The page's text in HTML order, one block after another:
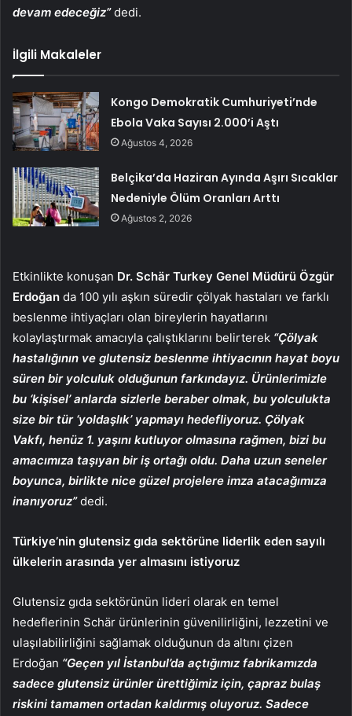
devam edeceğiz”dedi.
İlgili Makaleler
Kongo Demokratik Cumhuriyeti’nde
Ebola Vaka Sayısı 2.000’i Aştı
Ağustos 4, 2026
Belçika’da Haziran Ayında Aşırı Sıcaklar
Nedeniyle Ölüm Oranları Arttı
Ağustos 2, 2026
Etkinlikte konuşan Dr. Schär Turkey Genel Müdürü Özgür
Erdoğan da 100 yılı aşkın süredir çölyak hastaları ve farklı
beslenme ihtiyaçları olan bireylerin hayatlarını
kolaylaştırmak amacıyla çalıştıklarını belirterek “Çölyak
hastalığının ve glutensiz beslenme ihtiyacının hayat boyu
süren bir yolculuk olduğunun farkındayız. Ürünlerimizle
bu ‘kişisel’ anlarda sizlerle beraber olmak, bu yolculukta
size bir tür ‘yoldaşlık’ yapmayı hedefliyoruz. Çölyak
Vakfı, henüz 1. yaşını kutluyor olmasına rağmen, bizi bu
amacımıza taşıyan bir iş ortağı oldu. Daha uzun seneler
boyunca, birlikte nice güzel projelere imza atacağımıza
inanıyoruz”dedi.
Türkiye’nin glutensiz gıda sektörüne liderlik eden sayılı
ülkelerin arasında yer almasını istiyoruz
Glutensiz gıda sektörünün lideri olarak en temel
hedeflerinin Schär ürünlerinin güvenilirliğini, lezzetini ve
ulaşılabilirliğini sağlamak olduğunun da altını çizen
Erdoğan “Geçen yıl İstanbul’da açtığımız fabrikamızda
sadece glutensiz ürünler ürettiğimiz için, çapraz bulaş
riskini tamamen ortadan kaldırmış oluyoruz. Sadece